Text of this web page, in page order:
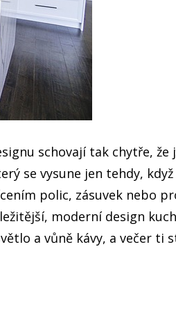
schovají tak chytře, že
se vysune jen tehdy,
polic, zásuvek nebo
moderní design
a vůně kávy, a večer